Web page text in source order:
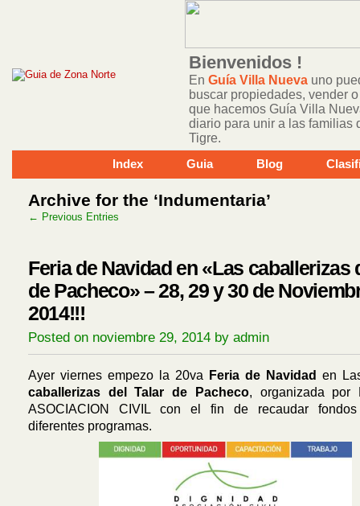
Bienvenidos !
En Guía Villa Nueva uno
buscar propiedades, vender
que hacemos Guía Villa
diario para unir a las familias
Tigre.
Index
Guia Blog
Archive for the ‘Indumentaria’
← Previous Entries
Feria de Navidad en «Las caballerizas
de Pacheco» – 28, 29 y 30 de
2014!!!
Posted on noviembre 29, 2014 by admin
Ayer viernes empezo la 20va Feria de Navidad en
caballerizas del Talar de Pacheco, organizada por
ASOCIACION CIVIL con el fin de recaudar
diferentes programas.